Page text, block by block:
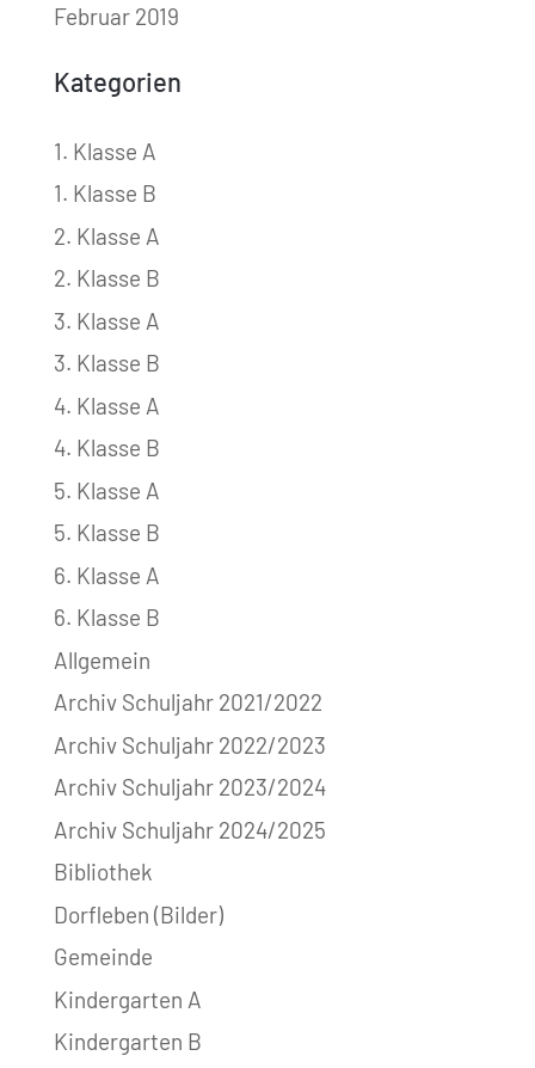
Februar 2019
Kategorien
1. Klasse A
1. Klasse B
2. Klasse A
2. Klasse B
3. Klasse A
3. Klasse B
4. Klasse A
4. Klasse B
5. Klasse A
5. Klasse B
6. Klasse A
6. Klasse B
Allgemein
Archiv Schuljahr 2021/2022
Archiv Schuljahr 2022/2023
Archiv Schuljahr 2023/2024
Archiv Schuljahr 2024/2025
Bibliothek
Dorfleben (Bilder)
Gemeinde
Kindergarten A
Kindergarten B